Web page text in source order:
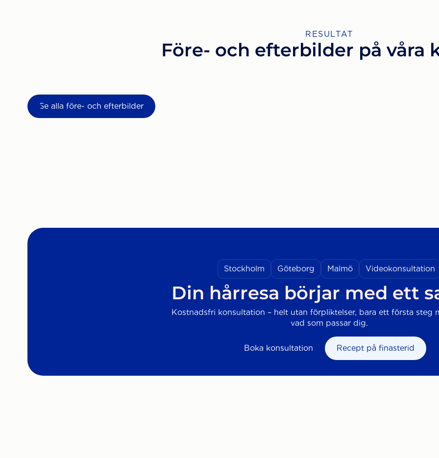
RESULTAT
Före- och efterbilder på våra
Se alla före- och efterbilder
Stockholm Göteborg Malmö Videokonsultation
Din hårresa börjar med ett
Kostnadsfri konsultation – helt utan förpliktelser, bara ett första steg
vad som passar dig.
Boka konsultation Recept på finasterid